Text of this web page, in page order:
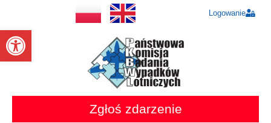
Otwórz pasek narzędzi
Logowanie
Zgłoś zdarzenie